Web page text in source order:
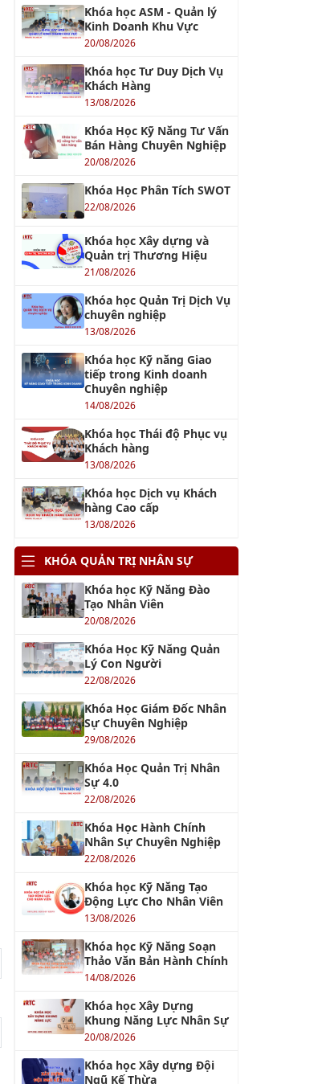
Khóa học ASM - Quản lý
Kinh Doanh Khu Vực
20/08/2026
Khóa học Tư Duy Dịch Vụ
Khách Hàng
13/08/2026
Khóa Học Kỹ Năng Tư Vấn
Bán Hàng Chuyên Nghiệp
20/08/2026
Khóa Học Phân Tích SWOT
22/08/2026
Khóa học Xây dựng và
Quản trị Thương Hiệu
21/08/2026
Khóa học Quản Trị Dịch Vụ
chuyên nghiệp
13/08/2026
Khóa học Kỹ năng Giao
tiếp trong Kinh doanh
Chuyên nghiệp
14/08/2026
Khóa học Thái độ Phục vụ
Khách hàng
13/08/2026
Khóa học Dịch vụ Khách
hàng Cao cấp
13/08/2026
KHÓA QUẢN TRỊ NHÂN SỰ
Khóa học Kỹ Năng Đào
Tạo Nhân Viên
20/08/2026
Khóa Học Kỹ Năng Quản
Lý Con Người
22/08/2026
Khóa Học Giám Đốc Nhân
Sự Chuyên Nghiệp
29/08/2026
Khóa Học Quản Trị Nhân
Sự 4.0
22/08/2026
Khóa Học Hành Chính
Nhân Sự Chuyên Nghiệp
22/08/2026
Khóa học Kỹ Năng Tạo
Động Lực Cho Nhân Viên
13/08/2026
Khóa học Kỹ Năng Soạn
Thảo Văn Bản Hành Chính
14/08/2026
Khóa học Xây Dựng
Khung Năng Lực Nhân Sự
20/08/2026
Khóa học Xây dựng Đội
Ngũ Kế Thừa